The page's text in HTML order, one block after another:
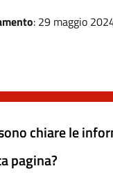
: 29 maggio
chiare le
pagina?